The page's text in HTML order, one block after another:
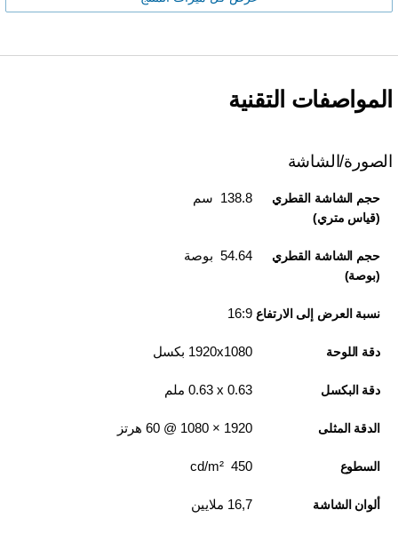
المواصفات التقنية
الصورة/الشاشة
حجم الشاشة القطري
(قياس متري)
138.8 سم
حجم الشاشة القطري
(بوصة)
54.64 بوصة
نسبة العرض إلى الارتفاع 16:9
دقة اللوحة 1920x1080 بكسل
دقة البكسل 0.63 x‏ 0.63 ملم
الدقة المثلى 1920‏ × 1080 @ 60 هرتز
السطوع 450 cd/m²
ألوان الشاشة 16,7 ملايين